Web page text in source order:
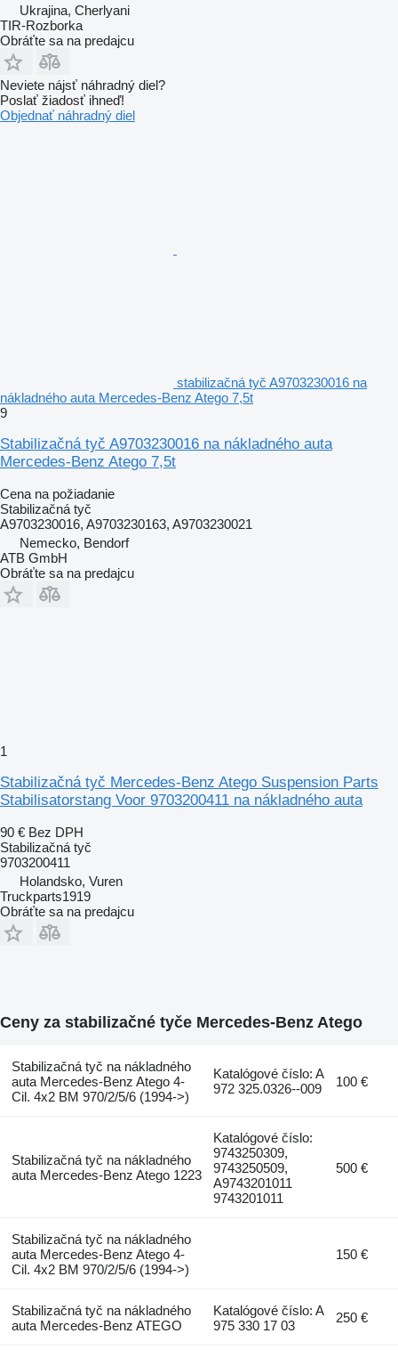
Ukrajina, Cherlyani
TIR-Rozborka
Obráťte sa na predajcu
Neviete nájsť náhradný diel?
Poslať žiadosť ihneď!
Objednať náhradný diel
stabilizačná tyč A9703230016 na
nákladného auta Mercedes-Benz Atego 7,5t
9
Stabilizačná tyč A9703230016 na nákladného auta
Mercedes-Benz Atego 7,5t
Cena na požiadanie
Stabilizačná tyč
A9703230016, A9703230163, A9703230021
Nemecko, Bendorf
ATB GmbH
Obráťte sa na predajcu
1
Stabilizačná tyč Mercedes-Benz Atego Suspension Parts
Stabilisatorstang Voor 9703200411 na nákladného auta
90 € Bez DPH
Stabilizačná tyč
9703200411
Holandsko, Vuren
Truckparts1919
Obráťte sa na predajcu
Ceny za stabilizačné tyče Mercedes-Benz Atego
Stabilizačná tyč na nákladného
auta Mercedes-Benz Atego 4-
Cil. 4x2 BM 970/2/5/6 (1994->)
Katalógové číslo: A
972 325.0326--009
100 €
Stabilizačná tyč na nákladného
auta Mercedes-Benz Atego 1223
Katalógové číslo:
9743250309,
9743250509,
A9743201011
9743201011
500 €
Stabilizačná tyč na nákladného
auta Mercedes-Benz Atego 4-
Cil. 4x2 BM 970/2/5/6 (1994->)
150 €
Stabilizačná tyč na nákladného
auta Mercedes-Benz ATEGO
Katalógové číslo: A
975 330 17 03
250 €